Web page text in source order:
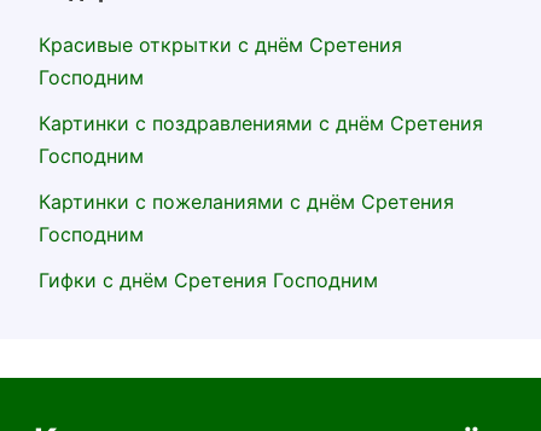
Красивые открытки с днём Сретения
Господним
Картинки с поздравлениями с днём Сретения
Господним
Картинки с пожеланиями с днём Сретения
Господним
Гифки с днём Сретения Господним